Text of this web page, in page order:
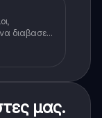
διαβασεις
μας.